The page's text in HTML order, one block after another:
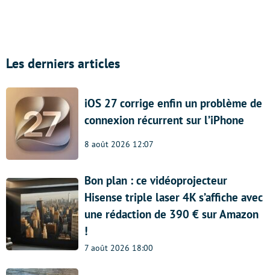
Les derniers articles
iOS 27 corrige enfin un problème de
connexion récurrent sur l’iPhone
8 août 2026 12:07
Bon plan : ce vidéoprojecteur
Hisense triple laser 4K s’affiche avec
une rédaction de 390 € sur Amazon
!
7 août 2026 18:00